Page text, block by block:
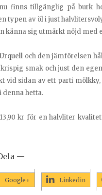
finns tillgänglig på burk
typen av öl i just
känna sig utmärkt nöjd med
och den jämförelsen
smak och just den
vid sidan av ett parti
denna hetta.
kr för en halvliter
—
Google+ Linkedin